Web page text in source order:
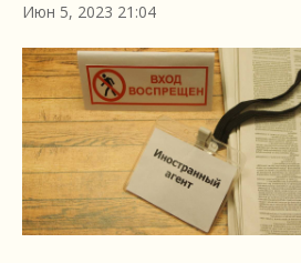
Июн 5, 2023 21:04